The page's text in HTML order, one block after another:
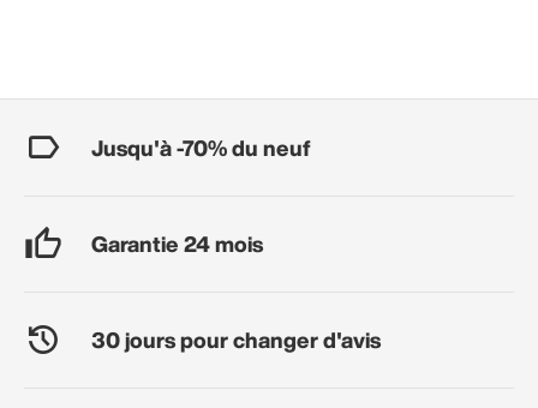
Jusqu'à -70% du neuf
Garantie 24 mois
30 jours pour changer d'avis